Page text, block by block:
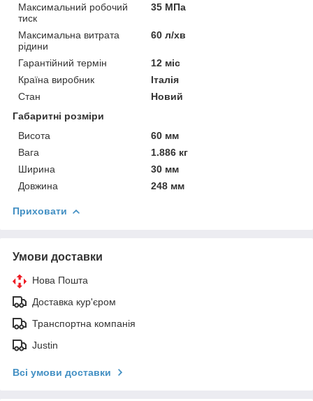
Максимальний робочий
тиск
35 МПа
Максимальна витрата
рідини
60 л/хв
Гарантійний термін
12 міс
Країна виробник
Італія
Стан
Новий
Габаритні розміри
Висота
60 мм
Вага
1.886 кг
Ширина
30 мм
Довжина
248 мм
Приховати
Умови доставки
Нова Пошта
Доставка кур'єром
Транспортна компанія
Justin
Всі умови доставки